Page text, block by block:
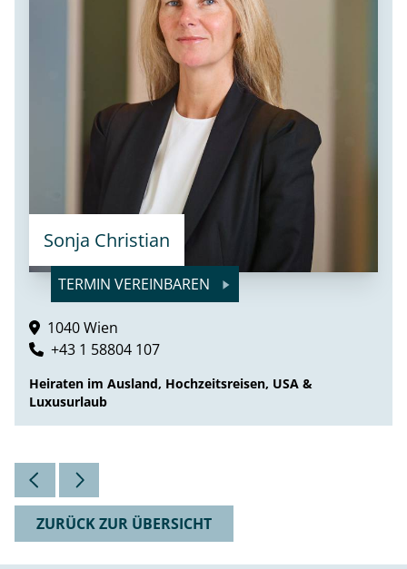
Sonja Christian
TERMIN VEREINBAREN
1040 Wien
+43 1 58804 107
Heiraten im Ausland, Hochzeitsreisen, USA &
Luxusurlaub
ZURÜCK ZUR ÜBERSICHT